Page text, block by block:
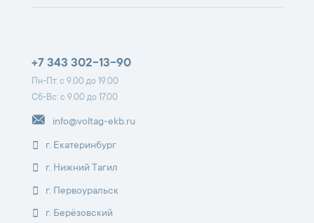
+7 343 302-13-90
Пн-Пт: с 9.00 до 19.00
Сб-Вс: с 9.00 до 17.00
info@voltag-ekb.ru
г. Екатеринбург
г. Нижний Тагил
г. Первоуральск
г. Берёзовский